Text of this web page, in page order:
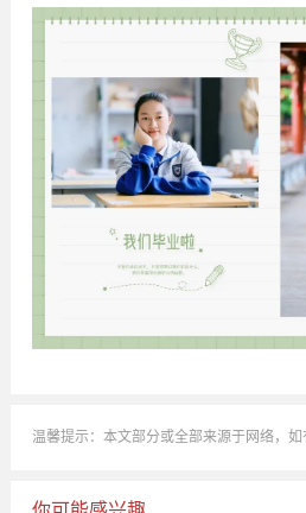
温馨提示：本文部分或全部来源于网络，如